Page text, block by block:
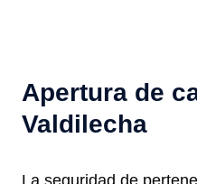
Apertura de
Valdilecha